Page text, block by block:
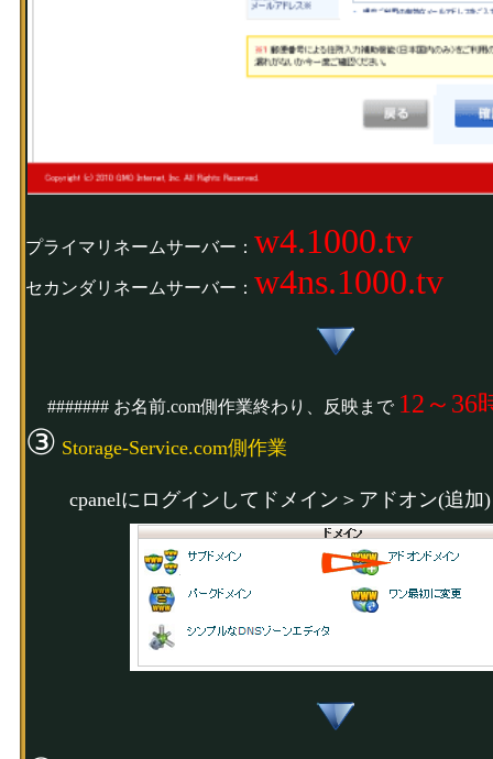
プライマリネームサーバー： w4.1000.tv
セカンダリネームサーバー： w4ns.1000.tv
####### お名前.com側作業終わり、反映まで 12～36
③ Storage-Service.com側作業
cpanelにログインしてドメイン＞アドオン(追加)